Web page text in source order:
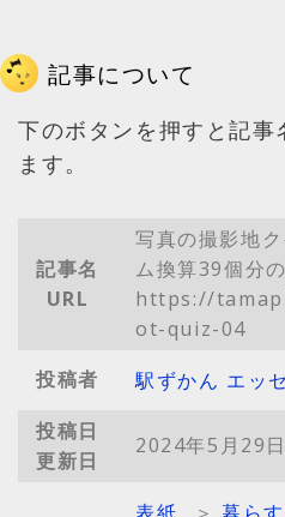
記事について
下のボタンを押すと記事
ます。
記事名
URL
写真の撮影地
ム換算39個分
https://
ot-quiz-04
投稿者
駅ずかん エッ
投稿日
更新日
2024年5月29日